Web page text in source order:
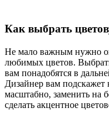
Как выбрать
Не мало важным нужно
любимых цветов.
вам понадобятся в
Дизайнер вам подскажет
масштабно, заменить на
сделать акцентное